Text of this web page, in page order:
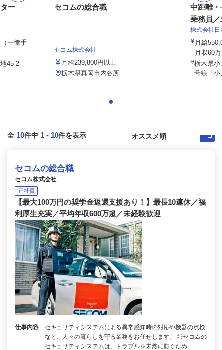
ー
一律手
地45-2
セコムの総合職
セコム株式会社
月給239,800円以上
栃木県真岡市内各所
中距離・
乗務員／
株式会社日
月給
月収60
栃木県小
号線「小
全 10件中 1 - 10件を表示
セコムの総合職
セコム株式会社
正社員
【最大100万円の奨学金返還支援あり！】最長10連休／福
利厚生充実／平均年収600万超／未経験歓迎
仕事内容
セキュリティシステムによる異常感知時の対応や機器の点検
など、人々の暮らしを守る業務をお任せします。 ◎セコムの
セキュリティシステムは、トラブルを未然に防ぐため…